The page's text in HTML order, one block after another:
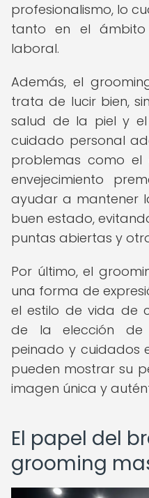
profesionalismo, lo
tanto en el
laboral.
Además, el
trata de lucir bien,
salud de la piel y
cuidado personal
problemas como
envejecimiento
ayudar a mantener
buen estado,
puntas abiertas y
Por último, el
una forma de
el estilo de vida de
de la elección de
peinado y cuidados
pueden mostrar su
imagen única y
El papel del
grooming